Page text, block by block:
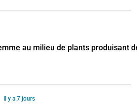
Il y a 7 jours